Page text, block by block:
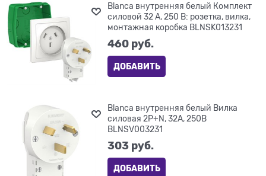
Blanca внутренняя белый Комплект
силовой 32 А, 250 В: розетка, вилка,
монтажная коробка BLNSK013231
460 руб.
ДОБАВИТЬ
Blanca внутренняя белый Вилка
силовая 2Р+N, 32А, 250В
BLNSV003231
303 руб.
ДОБАВИТЬ